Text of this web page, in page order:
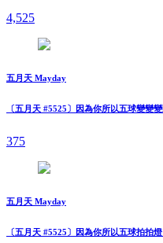
4,525
五月天 Mayday
〔五月天 #5525〕因為你所以五球變變
375
五月天 Mayday
〔五月天 #5525〕因為你所以五球拍拍